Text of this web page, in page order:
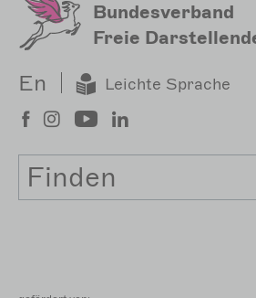
Bundesverband
Freie
En Leichte Sprache
Suche